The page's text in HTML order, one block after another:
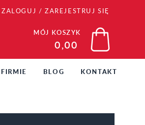
ZALOGUJ / ZAREJESTRUJ SIĘ
MÓJ KOSZYK
0,00
BLOG KONTAKT